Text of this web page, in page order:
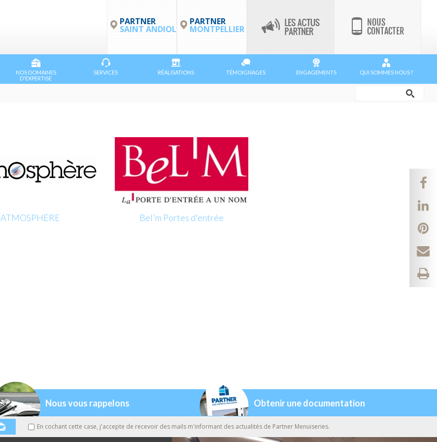
PARTNER
MONTPELLIER
PARTNER
SAINT ANDIOL
NOS DOMAINES
D'EXPERTISE
SERVICES RÉALISATIONS TÉMOIGNAGES ENGAGEMENTS QUI SOMMES NOUS ?
ATMOSPHERE Bel'm Portes d'entrée
Nous vous rappelons Obtenir une documentation
En cochant cette case, j'accepte de recevoir des mails m'informant des actualités de Partner Menuiseries.